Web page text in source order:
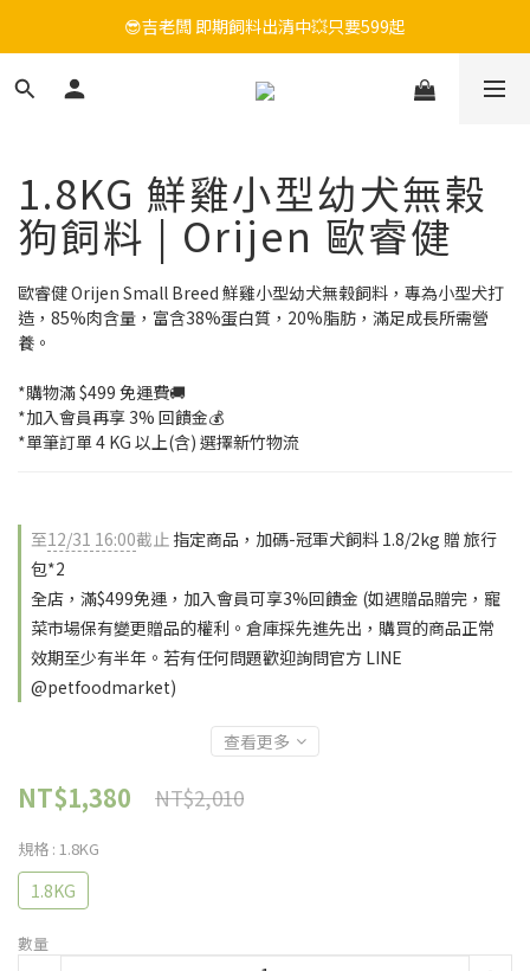
毛孩FUN暑假，飼料最低45折起😻只到9/21
1.8KG 鮮雞小型幼犬無榖
狗飼料 | Orijen 歐睿健
歐睿健 Orijen Small Breed 鮮雞小型幼犬無榖飼料，專為小型犬打
造，85%肉含量，富含38%蛋白質，20%脂肪，滿足成長所需營
養。
*購物滿 $499 免運費🚚
*加入會員再享 3% 回饋金💰
*單筆訂單 4 KG 以上(含) 選擇新竹物流
至12/31 16:00截止 指定商品，加碼-冠軍犬飼料 1.8/2kg 贈 旅行
包*2
全店，滿$499免運，加入會員可享3%回饋金 (如遇贈品贈完，寵
菜市場保有變更贈品的權利。倉庫採先進先出，購買的商品正常
效期至少有半年。若有任何問題歡迎詢問官方 LINE
@petfoodmarket)
查看更多
NT$2,010
NT$1,380
規格 : 1.8KG
1.8KG
數量